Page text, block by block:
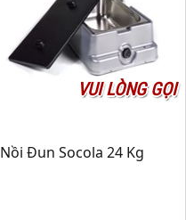
VUI LÒNG GỌI
Nồi Đun Socola 24 Kg